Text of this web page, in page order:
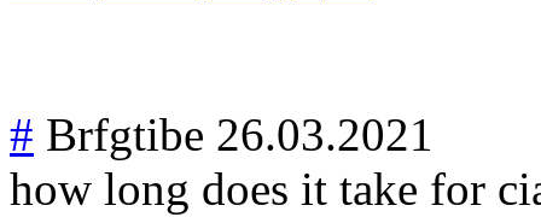
# Brfgtibe 26.03.2021
how long does it take for